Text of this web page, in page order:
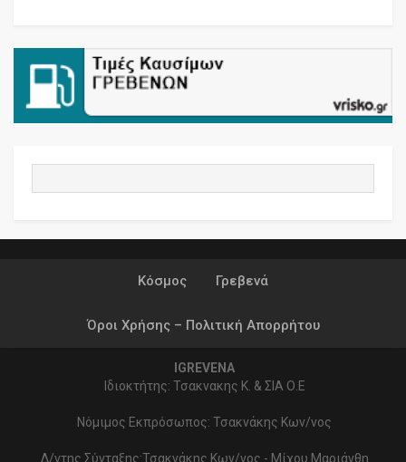
Κόσμος Γρεβενά
Όροι Χρήσης – Πολιτική Απορρήτου
IGREVENA
Ιδιοκτήτης: Τσακνακης Κ. & ΣΙΑ Ο.Ε
Νόμιμος Εκπρόσωπος: Τσακνάκης Κων/νος
Δ/ντης Σύνταξης:Τσακνάκης Κων/νος - Μίχου Μαριάνθη